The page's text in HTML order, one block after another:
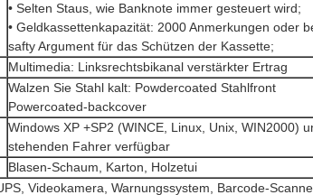
• Selten Staus, wie Banknote immer gesteuert wird;
• Geldkassettenkapazität: 2000 Anmerkungen oder
safty Argument für das Schützen der Kassette;
Multimedia: Linksrechtsbikanal verstärkter Ertrag
Walzen Sie Stahl kalt: Powdercoated Stahlfront
Powercoated-backcover
Windows XP +SP2 (WINCE, Linux, Unix, WIN2000)
stehenden Fahrer verfügbar
Blasen-Schaum, Karton, Holzetui
Videokamera, Warnungssystem, Barcode-